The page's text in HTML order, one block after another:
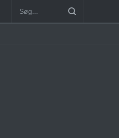
Gentofte Station Ny Ellebjerg